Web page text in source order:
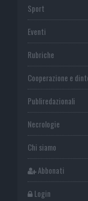
Sport
Eventi
Rubriche
Cooperazione e
Publiredazionali
Necrologie
Chi siamo
Abbonati
Login